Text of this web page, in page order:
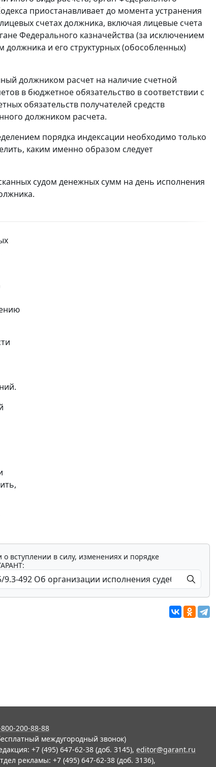
приостанавливает до момента устранения
счетах должника, включая лицевые счета
Федерального казначейства (за исключением
и его структурных (обособленных)
должником расчет на наличие счетной
в бюджетное обязательство в соответствии с
обязательств получателей средств
должником расчета.
порядка индексации необходимо только
каким именно образом следует
судом денежных сумм на день исполнения
вступлении в силу, изменениях и порядке
200-88-88
междугородный звонок)
+7 (495) 647-62-38 (доб. 3145), editor@garant.ru
рекламы: +7 (495) 647-62-38 (доб. 3136),